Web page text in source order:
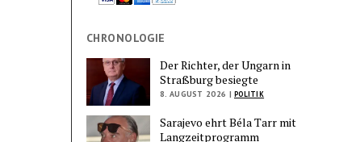
CHRONOLOGIE
Der Richter, der Ungarn in
Straßburg besiegte
8. AUGUST 2026 | POLITIK
Sarajevo ehrt Béla Tarr mit
Langzeitprogramm